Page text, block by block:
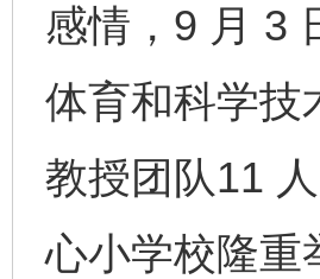
感情，9 月 3
体育和科学技
教授团队11
心小学校隆重